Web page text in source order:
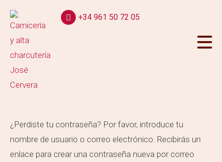
+34 961 50 72 05
¿Perdiste tu contraseña? Por favor, introduce tu
nombre de usuario o correo electrónico. Recibirás un
enlace para crear una contraseña nueva por correo